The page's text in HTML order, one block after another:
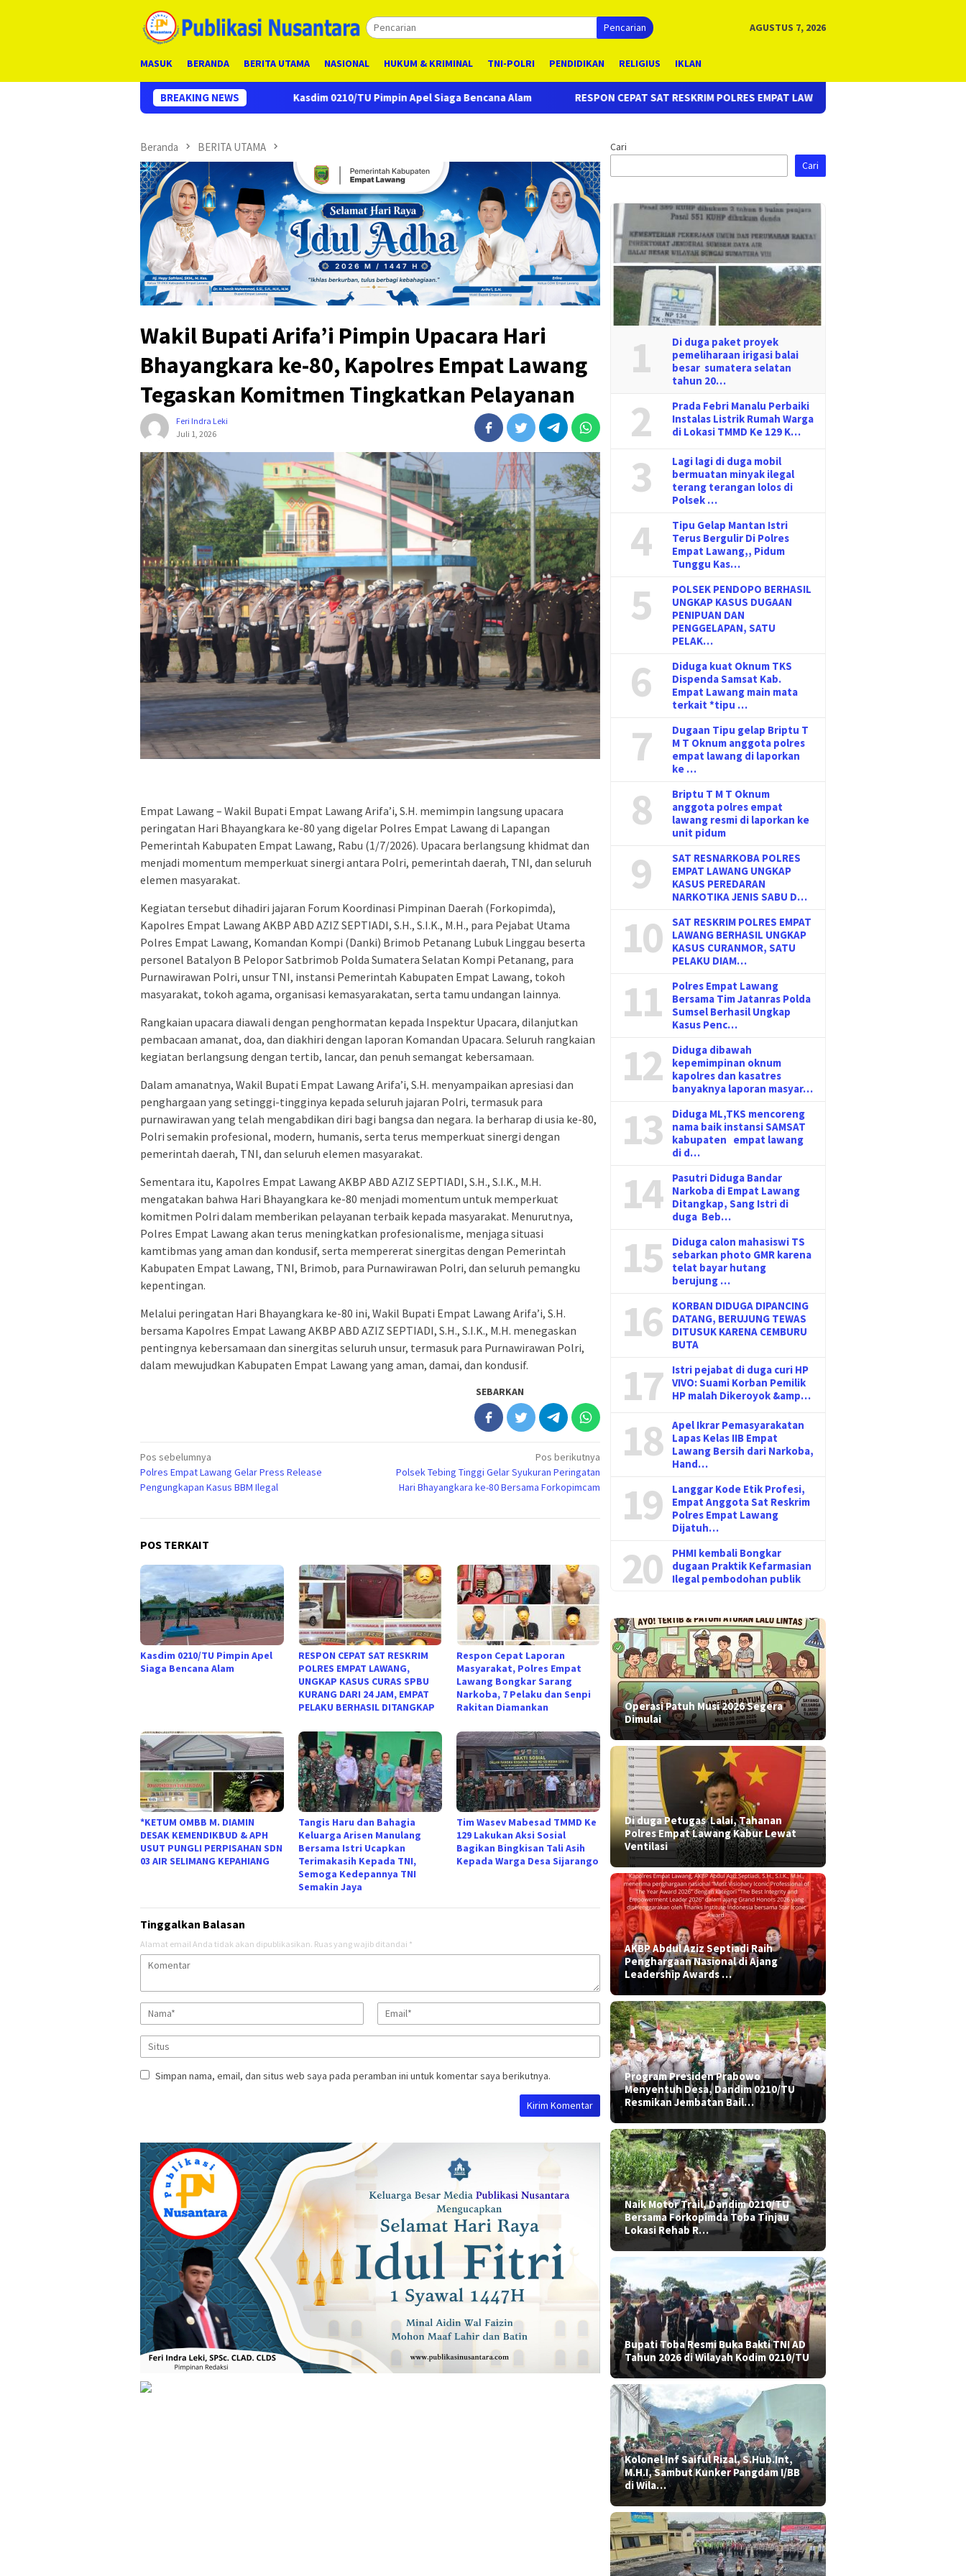
Pencarian AGUSTUS 7, 2026
MASUK BERANDA BERITA UTAMA NASIONAL HUKUM & KRIMINAL TNI-POLRI PENDIDIKAN RELIGIUS IKLAN
BREAKING NEWS
Kasdim 0210/TU Pimpin Apel Siaga Bencana Alam RESPON CEPAT SAT RESKRIM POLRES EMPAT LAWANG, UNGKAP KASUS CURAS SPBU KURANG DARI 24
Beranda BERITA UTAMA
Wakil Bupati Arifa’i Pimpin Upacara Hari
Bhayangkara ke-80, Kapolres Empat Lawang
Tegaskan Komitmen Tingkatkan Pelayanan
Feri Indra Leki
Juli 1, 2026
Empat Lawang – Wakil Bupati Empat Lawang Arifa’i, S.H. memimpin langsung upacara
peringatan Hari Bhayangkara ke-80 yang digelar Polres Empat Lawang di Lapangan
Pemerintah Kabupaten Empat Lawang, Rabu (1/7/2026). Upacara berlangsung khidmat dan
menjadi momentum memperkuat sinergi antara Polri, pemerintah daerah, TNI, dan seluruh
elemen masyarakat.
Kegiatan tersebut dihadiri jajaran Forum Koordinasi Pimpinan Daerah (Forkopimda),
Kapolres Empat Lawang AKBP ABD AZIZ SEPTIADI, S.H., S.I.K., M.H., para Pejabat Utama
Polres Empat Lawang, Komandan Kompi (Danki) Brimob Petanang Lubuk Linggau beserta
personel Batalyon B Pelopor Satbrimob Polda Sumatera Selatan Kompi Petanang, para
Purnawirawan Polri, unsur TNI, instansi Pemerintah Kabupaten Empat Lawang, tokoh
masyarakat, tokoh agama, organisasi kemasyarakatan, serta tamu undangan lainnya.
Rangkaian upacara diawali dengan penghormatan kepada Inspektur Upacara, dilanjutkan
pembacaan amanat, doa, dan diakhiri dengan laporan Komandan Upacara. Seluruh rangkaian
kegiatan berlangsung dengan tertib, lancar, dan penuh semangat kebersamaan.
Dalam amanatnya, Wakil Bupati Empat Lawang Arifa’i, S.H. menyampaikan apresiasi dan
penghargaan yang setinggi-tingginya kepada seluruh jajaran Polri, termasuk para
purnawirawan yang telah mengabdikan diri bagi bangsa dan negara. Ia berharap di usia ke-80,
Polri semakin profesional, modern, humanis, serta terus memperkuat sinergi dengan
pemerintah daerah, TNI, dan seluruh elemen masyarakat.
Sementara itu, Kapolres Empat Lawang AKBP ABD AZIZ SEPTIADI, S.H., S.I.K., M.H.
mengatakan bahwa Hari Bhayangkara ke-80 menjadi momentum untuk memperkuat
komitmen Polri dalam memberikan pelayanan terbaik kepada masyarakat. Menurutnya,
Polres Empat Lawang akan terus meningkatkan profesionalisme, menjaga situasi
kamtibmas yang aman dan kondusif, serta mempererat sinergitas dengan Pemerintah
Kabupaten Empat Lawang, TNI, Brimob, para Purnawirawan Polri, dan seluruh pemangku
kepentingan.
Melalui peringatan Hari Bhayangkara ke-80 ini, Wakil Bupati Empat Lawang Arifa’i, S.H.
bersama Kapolres Empat Lawang AKBP ABD AZIZ SEPTIADI, S.H., S.I.K., M.H. menegaskan
pentingnya kebersamaan dan sinergitas seluruh unsur, termasuk para Purnawirawan Polri,
dalam mewujudkan Kabupaten Empat Lawang yang aman, damai, dan kondusif.
SEBARKAN
Navigasi
pos
Pos sebelumnya
Polres Empat Lawang Gelar Press Release
Pengungkapan Kasus BBM Ilegal
Pos berikutnya
Polsek Tebing Tinggi Gelar Syukuran Peringatan
Hari Bhayangkara ke-80 Bersama Forkopimcam
POS TERKAIT
Kasdim 0210/TU Pimpin Apel
Siaga Bencana Alam
RESPON CEPAT SAT RESKRIM
POLRES EMPAT LAWANG,
UNGKAP KASUS CURAS SPBU
KURANG DARI 24 JAM, EMPAT
PELAKU BERHASIL DITANGKAP
Respon Cepat Laporan
Masyarakat, Polres Empat
Lawang Bongkar Sarang
Narkoba, 7 Pelaku dan Senpi
Rakitan Diamankan
*KETUM OMBB M. DIAMIN
DESAK KEMENDIKBUD & APH
USUT PUNGLI PERPISAHAN SDN
03 AIR SELIMANG KEPAHIANG
Tangis Haru dan Bahagia
Keluarga Arisen Manulang
Bersama Istri Ucapkan
Terimakasih Kepada TNI,
Semoga Kedepannya TNI
Semakin Jaya
Tim Wasev Mabesad TMMD Ke
129 Lakukan Aksi Sosial
Bagikan Bingkisan Tali Asih
Kepada Warga Desa Sijarango
Tinggalkan Balasan
Alamat email Anda tidak akan dipublikasikan. Ruas yang wajib ditandai *
Simpan nama, email, dan situs web saya pada peramban ini untuk komentar saya berikutnya.
Cari
Cari
1
Di duga paket proyek
pemeliharaan irigasi balai
besar sumatera selatan
tahun 20…
2
Prada Febri Manalu Perbaiki
Instalas Listrik Rumah Warga
di Lokasi TMMD Ke 129 K…
3
Lagi lagi di duga mobil
bermuatan minyak ilegal
terang terangan lolos di
Polsek …
4
Tipu Gelap Mantan Istri
Terus Bergulir Di Polres
Empat Lawang,, Pidum
Tunggu Kas…
5
POLSEK PENDOPO BERHASIL
UNGKAP KASUS DUGAAN
PENIPUAN DAN
PENGGELAPAN, SATU
PELAK…
6
Diduga kuat Oknum TKS
Dispenda Samsat Kab.
Empat Lawang main mata
terkait *tipu …
7
Dugaan Tipu gelap Briptu T
M T Oknum anggota polres
empat lawang di laporkan
ke …
8
Briptu T M T Oknum
anggota polres empat
lawang resmi di laporkan ke
unit pidum
9
SAT RESNARKOBA POLRES
EMPAT LAWANG UNGKAP
KASUS PEREDARAN
NARKOTIKA JENIS SABU D…
10
SAT RESKRIM POLRES EMPAT
LAWANG BERHASIL UNGKAP
KASUS CURANMOR, SATU
PELAKU DIAM…
11
Polres Empat Lawang
Bersama Tim Jatanras Polda
Sumsel Berhasil Ungkap
Kasus Penc…
12
Diduga dibawah
kepemimpinan oknum
kapolres dan kasatres
banyaknya laporan masyar…
13
Diduga ML,TKS mencoreng
nama baik instansi SAMSAT
kabupaten empat lawang
di d…
14
Pasutri Diduga Bandar
Narkoba di Empat Lawang
Ditangkap, Sang Istri di
duga Beb…
15
Diduga calon mahasiswi TS
sebarkan photo GMR karena
telat bayar hutang
berujung …
16
KORBAN DIDUGA DIPANCING
DATANG, BERUJUNG TEWAS
DITUSUK KARENA CEMBURU
BUTA
17
Istri pejabat di duga curi HP
VIVO: Suami Korban Pemilik
HP malah Dikeroyok &amp…
18
Apel Ikrar Pemasyarakatan
Lapas Kelas IIB Empat
Lawang Bersih dari Narkoba,
Hand…
19
Langgar Kode Etik Profesi,
Empat Anggota Sat Reskrim
Polres Empat Lawang
Dijatuh…
20
PHMI kembali Bongkar
dugaan Praktik Kefarmasian
Ilegal pembodohan publik
Operasi Patuh Musi 2026 Segera
Dimulai
​Di duga Petugas Lalai, Tahanan
Polres Empat Lawang Kabur Lewat
Ventilasi
AKBP Abdul Aziz Septiadi Raih
Penghargaan Nasional di Ajang
Leadership Awards …
Program Presiden Prabowo
Menyentuh Desa, Dandim 0210/TU
Resmikan Jembatan Bail…
Naik Motor Trail, Dandim 0210/TU
Bersama Forkopimda Toba Tinjau
Lokasi Rehab R…
Bupati Toba Resmi Buka Bakti TNI AD
Tahun 2026 di Wilayah Kodim 0210/TU
Kolonel Inf Saiful Rizal, S.Hub.Int,
M.H.I, Sambut Kunker Pangdam I/BB
di Wila…